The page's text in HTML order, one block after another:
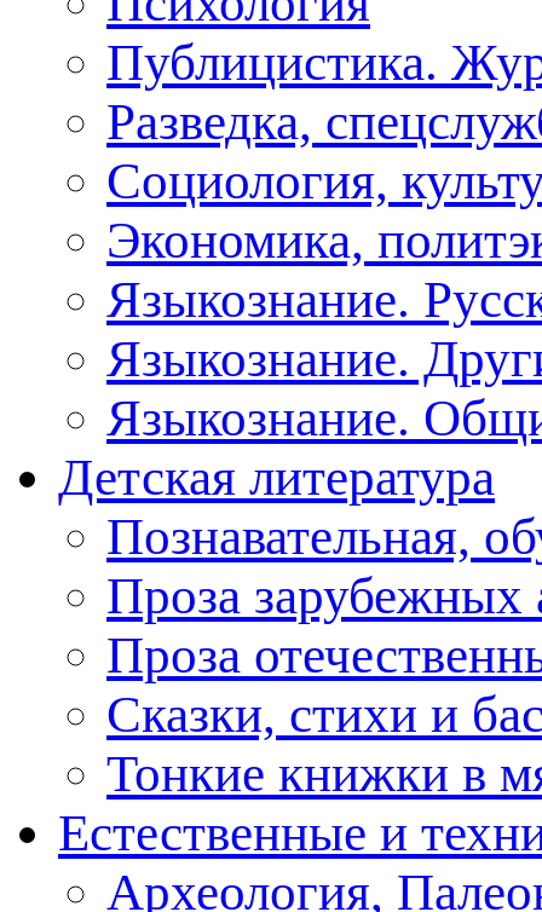
Публицистика.
Разведка,
Социология,
Экономика,
Языкознание.
Языкознание.
Языкознание.
Детская литература
Познавательная,
Проза зарубежных
Проза
Сказки, стихи и
Тонкие книжки в
Естественные и
Археология,